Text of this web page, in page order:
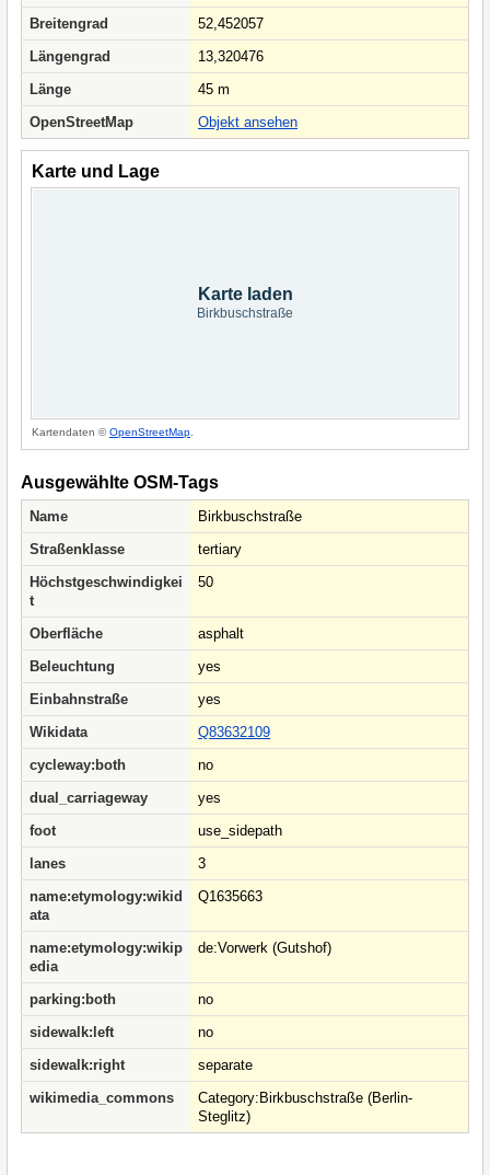
Breitengrad
52,452057
Längengrad
13,320476
Länge
45 m
OpenStreetMap
Objekt ansehen
Karte und Lage
Karte laden
Birkbuschstraße
Kartendaten ©OpenStreetMap
Ausgewählte OSM-Tags
Name
Birkbuschstraße
Straßenklasse
tertiary
Höchstgeschwindigkei
t
50
Oberfläche
asphalt
Beleuchtung
yes
Einbahnstraße
yes
Wikidata
Q83632109
cycleway:both
no
dual_carriageway
yes
foot
use_sidepath
lanes
3
name:etymology:wikid
ata
Q1635663
name:etymology:wikip
edia
de:Vorwerk (Gutshof)
parking:both
no
sidewalk:left
no
sidewalk:right
separate
wikimedia_commons
Category:Birkbuschstraße (Berlin-
Steglitz)